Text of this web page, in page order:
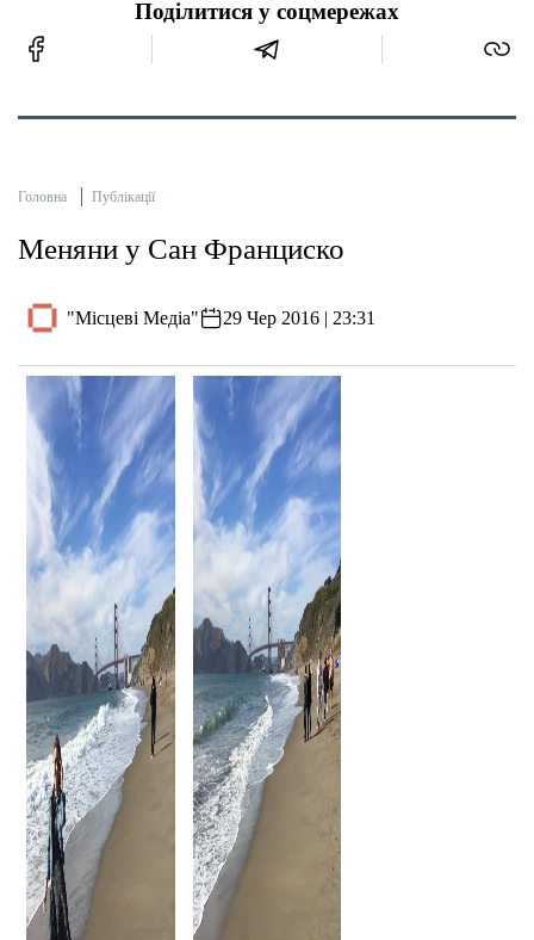
Поділитися у соцмережах
Головна Публікації
Меняни у Сан Франциско
"Місцеві Медіа" 29 Чер 2016 | 23:31